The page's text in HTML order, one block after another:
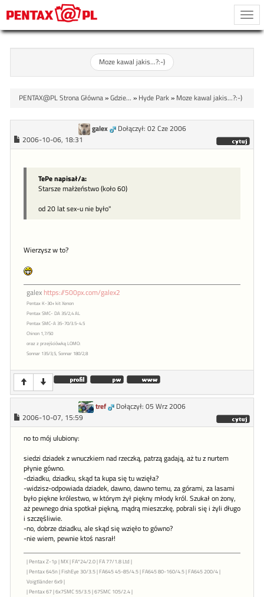
Moze kawal jakis...?:-)
PENTAX@PL Strona Główna»Gdzie... » Hyde Park» Moze kawal jakis...?:-)
galex
Dołączył: 02 Cze 2006
2006-10-06, 18:31
TePe napisał/a:
Starsze małżeństwo (koło 60)
od 20 lat sex-u nie było"
Wierzysz w to?
galex https://500px.com/galex2
Pentax K-30+ kit Xenon
Pentax SMC- DA 35/2,4 AL
Pentax SMC-A 35-70/3.5-4.5
Chinon 1,7/50
oraz z przejściówką LOMO:
Sonnar 135/3,5, Sonnar 180/2,8
tref
Dołączył: 05 Wrz 2006
2006-10-07, 15:59
no to mój ulubiony:
siedzi dziadek z wnuczkiem nad rzeczką, patrzą gadają, aż tu z nurtem
płynie gówno.
-dziadku, dziadku, skąd ta kupa się tu wzięła?
-widzisz-odpowiada dziadek, dawno, dawno temu, za górami, za lasami
było piękne królestwo, w którym żył piękny młody król. Szukał on żony,
aż pewnego dnia spotkał piękną, mądrą mieszczkę, pobrali się i żyli długo
i szczęśliwie.
-no, dobrze dziadku, ale skąd się wzięło to gówno?
-nie wiem, pewnie ktoś nasrał!
| Pentax Z-1p | MX | FA*24/2.0 | FA 77/1.8 Ltd |
| Pentax 645n | FishEye 30/3.5 | FA645 45-85/4.5 | FA645 80-160/4.5 | FA645 200/4 |
Voigtländer 6x9 |
| Pentax 67 | 6x7SMC 55/3.5 | 67SMC 105/2.4 |